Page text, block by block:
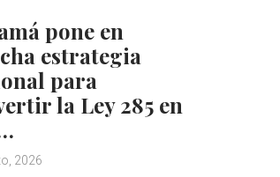
pone en
estrategia
para
la Ley 285 en
2026